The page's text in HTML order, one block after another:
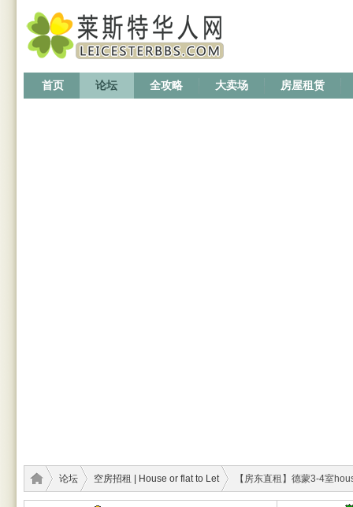
首页 论坛 全攻略 大卖场 房屋租赁
论坛 空房招租 | House or flat to Let 【房东直租】德蒙3-4室